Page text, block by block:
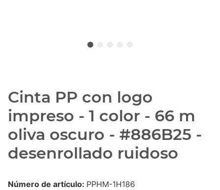
Cinta PP con logo
impreso - 1 color - 66 m
oliva oscuro - #886B25 -
desenrollado ruidoso
Número de artículo: PPHM-1H186